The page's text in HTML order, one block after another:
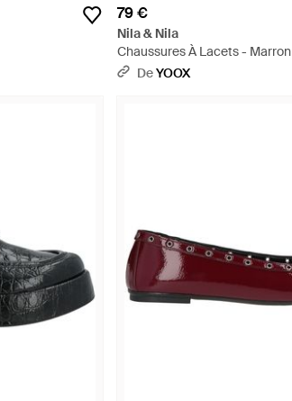
79 €
Nila & Nila
Chaussures À Lacets - Marron
DeYOOX